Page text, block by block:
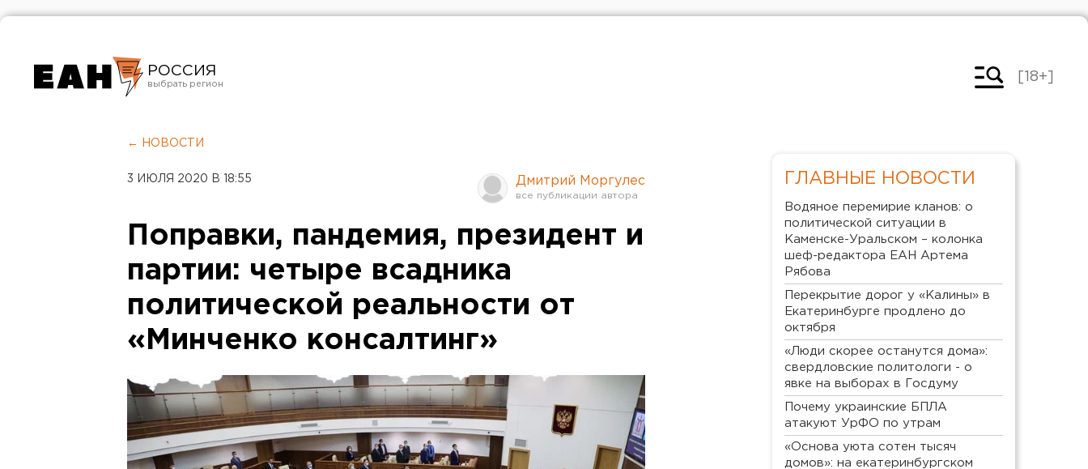
РОССИЯ
Челябинск
[18+]
← НОВОСТИ
3 ИЮЛЯ 2020 В 18:55 Дмитрий Моргулес
Поправки, пандемия, президент и
партии: четыре всадника
политической реальности от
«Минченко консалтинг»
ГЛАВНЫЕ НОВОСТИ
Водяное перемирие кланов: о
политической ситуации в
Каменске-Уральском – колонка
шеф-редактора ЕАН Артема
Рябова
Перекрытие дорог у «Калины» в
Екатеринбурге продлено до
октября
«Люди скорее останутся дома»:
свердловские политологи - о
явке на выборах в Госдуму
Почему украинские БПЛА
атакуют УрФО по утрам
«Основа уюта сотен тысяч
домов»: на екатеринбургском